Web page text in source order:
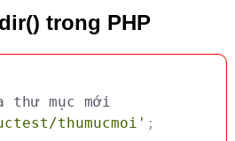
trong PHP
thư mục mới
thumucmoi' ;